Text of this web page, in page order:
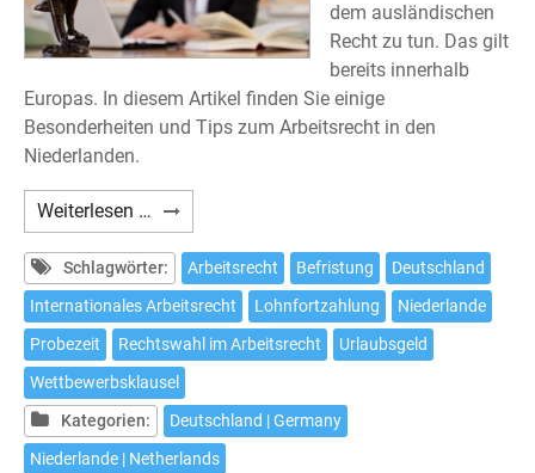
dem ausländischen
Recht zu tun. Das gilt
bereits innerhalb
Europas. In diesem Artikel finden Sie einige
Besonderheiten und Tips zum Arbeitsrecht in den
Niederlanden.
Weiterlesen … Einige
Besonderheiten
des
Arbeitsrechts
in
den
Niederlanden
Schlagwörter: Arbeitsrecht Befristung
Deutschland
Internationales Arbeitsrecht
Lohnfortzahlung
Niederlande
Probezeit
Rechtswahl im Arbeitsrecht
Urlaubsgeld
Wettbewerbsklausel
Kategorien:
Deutschland | Germany
Niederlande | Netherlands